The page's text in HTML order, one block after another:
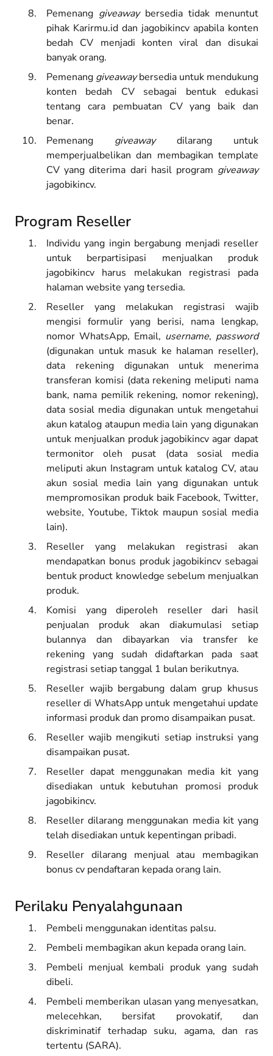
Pemenang giveawaybersedia tidak menuntut
pihak Karirmu.id dan jagobikincv apabila konten
bedah CV menjadi konten viral dan disukai
banyak orang.
Pemenang giveawaybersedia untuk mendukung
konten bedah CV sebagai bentuk edukasi
tentang cara pembuatan CV yang baik dan
benar.
Pemenang giveawaydilarang untuk
memperjualbelikan dan membagikan template
CV yang diterima dari hasil program giveaway
jagobikincv.
Program Reseller
Individu yang ingin bergabung menjadi reseller
untuk berpartisipasi menjualkan produk
jagobikincv harus melakukan registrasi pada
halaman website yang tersedia.
Reseller yang melakukan registrasi wajib
mengisi formulir yang berisi, nama lengkap,
nomor WhatsApp, Email, username, password
(digunakan untuk masuk ke halaman reseller),
data rekening digunakan untuk menerima
transferan komisi (data rekening meliputi nama
bank, nama pemilik rekening, nomor rekening),
data sosial media digunakan untuk mengetahui
akun katalog ataupun media lain yang digunakan
untuk menjualkan produk jagobikincv agar dapat
termonitor oleh pusat (data sosial media
meliputi akun Instagram untuk katalog CV, atau
akun sosial media lain yang digunakan untuk
mempromosikan produk baik Facebook, Twitter,
website, Youtube, Tiktok maupun sosial media
lain).
Reseller yang melakukan registrasi akan
mendapatkan bonus produk jagobikincv sebagai
bentuk product knowledge sebelum menjualkan
produk.
Komisi yang diperoleh reseller dari hasil
penjualan produk akan diakumulasi setiap
bulannya dan dibayarkan via transfer ke
rekening yang sudah didaftarkan pada saat
registrasi setiap tanggal 1 bulan berikutnya.
Reseller wajib bergabung dalam grup khusus
reseller di WhatsApp untuk mengetahui update
informasi produk dan promo disampaikan pusat.
Reseller wajib mengikuti setiap instruksi yang
disampaikan pusat.
Reseller dapat menggunakan media kit yang
disediakan untuk kebutuhan promosi produk
jagobikincv.
Reseller dilarang menggunakan media kit yang
telah disediakan untuk kepentingan pribadi.
Reseller dilarang menjual atau membagikan
bonus cv pendaftaran kepada orang lain.
Perilaku Penyalahgunaan
Pembeli menggunakan identitas palsu.
Pembeli membagikan akun kepada orang lain.
Pembeli menjual kembali produk yang sudah
dibeli.
Pembeli memberikan ulasan yang menyesatkan,
melecehkan, bersifat provokatif, dan
diskriminatif terhadap suku, agama, dan ras
tertentu (SARA).